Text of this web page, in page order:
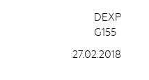
DEXP
G155
27.02.2018